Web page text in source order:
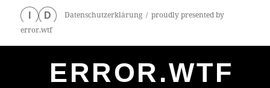
D Datenschutzerklärung
proudly presented by
error.wtf
ERROR.WTF